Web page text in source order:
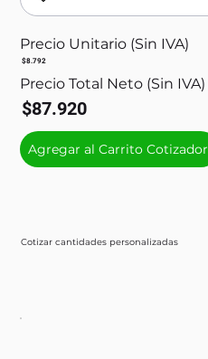
Cotizar cantidades personalizadas
Precio Unitario (Sin IVA)
$8.792
Precio Total Neto (Sin IVA)
$87.920
Agregar al Carrito Cotizador